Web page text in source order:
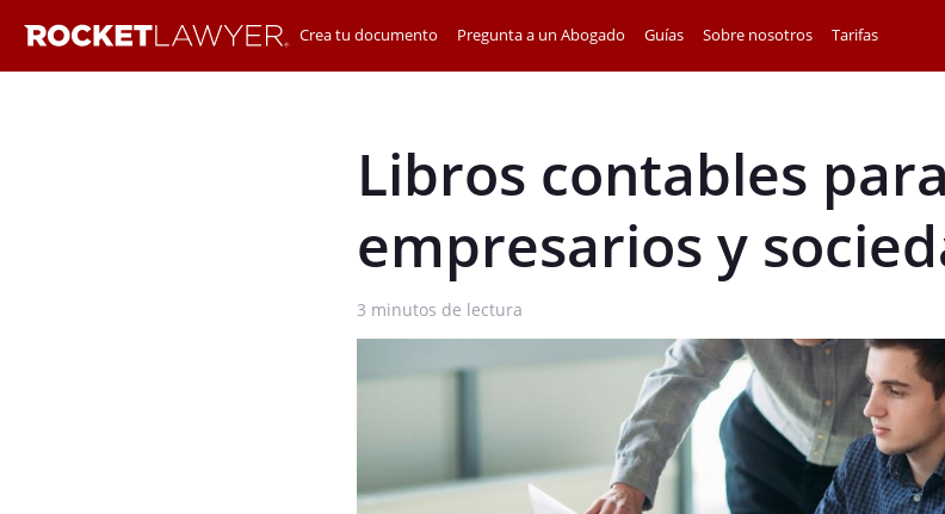
Crea tu documento Pregunta a un Abogado Guías Sobre nosotros Tarifas
Libros contables para
empresarios y
3 minutos de lectura